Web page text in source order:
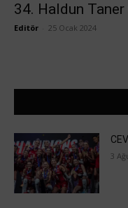
34. Haldun
Editör 25 Ocak 2024
3